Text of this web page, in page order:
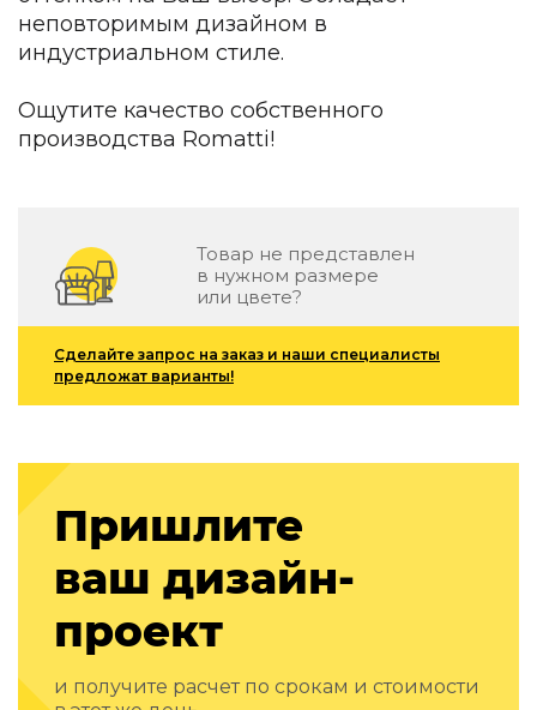
По типу
Для кухни
Зеркала
Вентиляторы
Ковры
Сантехника и инженерия
Дизайнерские ванны
Подбор, производство и комплектация по вашему
Отделка и ремонт
Акустические панели
Стеновые декоративные панели
для террас
Террасные и фасадные системы
Биоклиматические перголы
Камень
Изделия из натурального мрамора и камня
Светящийся камень
неповторимым дизайном в
индустриальном стиле.
Ощутите качество собственного
производства Romatti!
Товар не представлен
в нужном размере
или цвете?
Сделайте запрос на заказ и наши специалисты
предложат варианты!
Пришлите
ваш дизайн-
проект
и получите расчет по срокам и стоимости